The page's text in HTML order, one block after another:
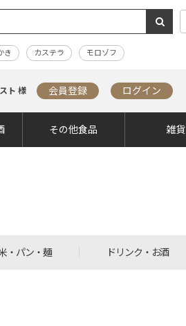
き カステラ モロゾフ
ト 様 会員登録 ログイン
その他食品 雑貨
・パン・麺 ドリンク・お酒